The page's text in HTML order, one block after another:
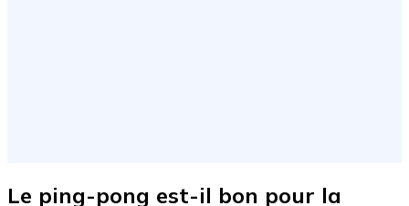
Le ping-pong est-il bon pour la